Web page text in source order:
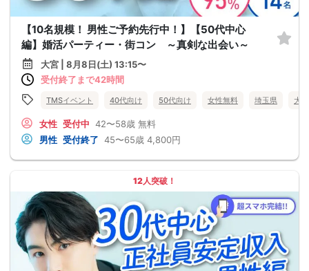
【10名規模！ 男性ご予約先行中！】【50代中心
編】婚活パーティー・街コン ～真剣な出会い～
大宮 | 8月8日(土) 13:15〜
受付終了まで42時間
TMSイベント 40代向け 50代向け 女性無料 埼玉県 大宮
女性 受付中 42〜58歳 無料
男性 受付終了 45〜65歳 4,800円
12人突破！